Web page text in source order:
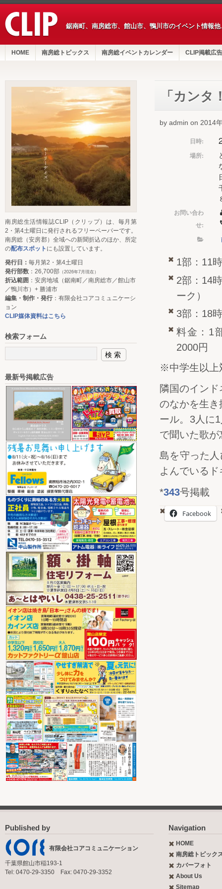
鋸南町、南房総市、館山市、鴨川市のイベント情報
HOME 南房総トピックス 南房総イベントカレンダー CLIP掲載広告
「カン
by admin on 2014
日時:
場所:
お問い合わ
せ:
1部：11
2部：14
ーク）
3部：18
料金：1
2000円
※中学生以上
隣国のイン
のなかを生
ール。3人に
で聞いた歌
島を守った
よんでいる
*343号掲載
Facebook
南房総生活情報誌CLIP（クリップ）は、毎月第
2・第4土曜日に発行されるフリーペーパーです。
南房総（安房郡）全域への新聞折込のほか、所定
の配布スポット にも設置しています。
発行日： 毎月第2・第4土曜日
発行部数 ：26,700部 （2026年7月現在）
折込範囲 ：安房地域（鋸南町／南房総市／館山市
／鴨川市）+ 勝浦市
編集・制作・発行：有限会社コアコミュニケーシ
ョン
CLIP媒体資料はこちら
検索フォーム
最新号掲載広告
Published by
有限会社コアコミュニケーション
千葉県館山市稲193-1
Tel: 0470-29-3350 Fax: 0470-29-3352
Navigation
HOME
南房総トピック
カバーフォト
About Us
Sitemap